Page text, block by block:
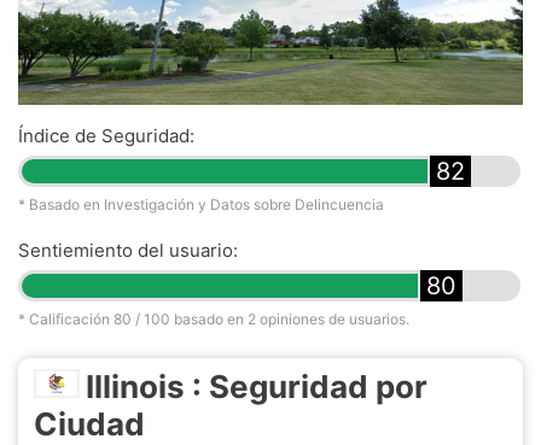
Índice de Seguridad:
82
* Basado en Investigación y Datos sobre Delincuencia
Sentiemiento del usuario:
80
* Calificación 80 / 100 basado en 2 opiniones de usuarios.
Illinois : Seguridad por
Ciudad